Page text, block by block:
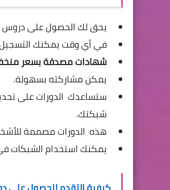
يحق لك الحصول على دروس
في أي وقت يمكنك
شهادات مصدقة بسعر
يمكن مشاركته بسهولة.
ستساعدك الدورات على
شبكتك.
هذه الدورات مصممة
يمكنك استخدام الشبكات